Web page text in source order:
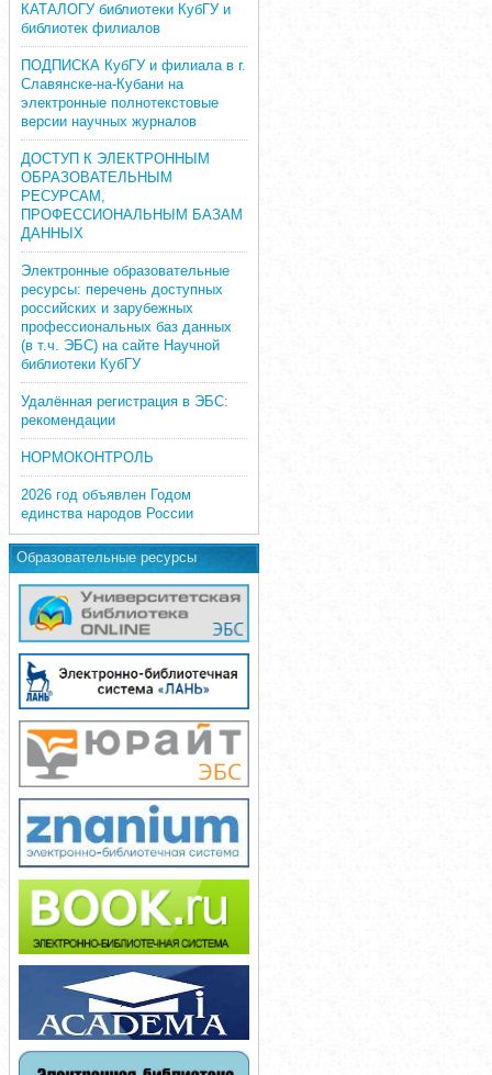
КАТАЛОГУ библиотеки КубГУ и
библиотек филиалов
ПОДПИСКА КубГУ и филиала в г.
Славянске-на-Кубани на
электронные полнотекстовые
версии научных журналов
ДОСТУП К ЭЛЕКТРОННЫМ
ОБРАЗОВАТЕЛЬНЫМ
РЕСУРСАМ,
ПРОФЕССИОНАЛЬНЫМ БАЗАМ
ДАННЫХ
Электронные образовательные
ресурсы: перечень доступных
российских и зарубежных
профессиональных баз данных
(в т.ч. ЭБС) на сайте Научной
библиотеки КубГУ
Удалённая регистрация в ЭБС:
рекомендации
НОРМОКОНТРОЛЬ
2026 год объявлен Годом
единства народов России
Образовательные ресурсы